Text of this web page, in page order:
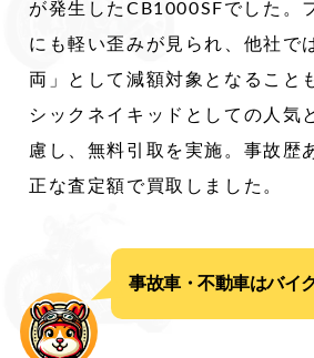
が発生したCB1000SFでした。
にも軽い歪みが見られ、他社で
両」として減額対象となること
シックネイキッドとしての人気
慮し、無料引取を実施。事故歴
正な査定額で買取しました。
事故車・不動車はバイ